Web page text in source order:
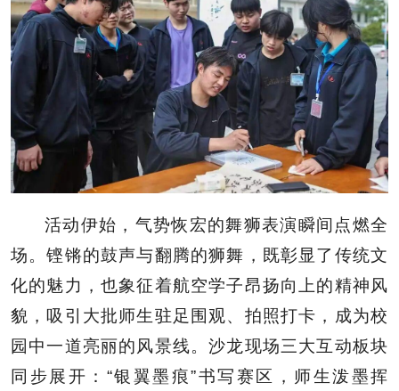
活动伊始，气势恢宏的舞狮表演瞬间点燃全
场。铿锵的鼓声与翻腾的狮舞，既彰显了传统文
化的魅力，也象征着航空学子昂扬向上的精神风
貌，吸引大批师生驻足围观、拍照打卡，成为校
园中一道亮丽的风景线。沙龙现场三大互动板块
同步展开：“银翼墨痕”书写赛区，师生泼墨挥